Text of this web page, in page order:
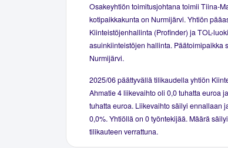
Osakeyhtiön toimitusjohtana toimii Tiina-
kotipaikkakunta on Nurmijärvi. Yhtiön
Kiinteistöjenhallinta (Profinder) ja TOL-
asuinkiinteistöjen hallinta. Päätoimipaikka
Nurmijärvi.
2025/06 päättyvällä tilikaudella yhtiön
Ahmatie 4 liikevaihto oli 0,0 tuhatta euroa
tuhatta euroa. Liikevaihto säilyi ennallaan
0,0%. Yhtiöllä on 0 työntekijää. Määrä
tilikauteen verrattuna.